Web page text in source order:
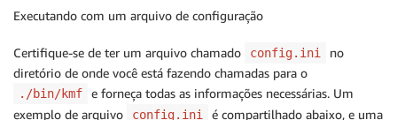
Executando com um arquivo de configuração
Certifique-se de ter um arquivo chamado config.ini
no
diretório de onde você está fazendo chamadas para o
./bin/kmf
e forneça todas as informações necessárias. Um
exemplo de arquivo
config.ini
é compartilhado abaixo, e uma